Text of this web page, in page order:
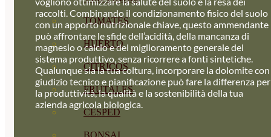
TOMATES
HUERTO
CÍTRICOS
FRUTALES
CÉSPED
BONSAI
raccolti. Combinando il condizionamento fisico del suolo
con un apporto nutrizionale chiave, questo ammendante
può affrontare le sfide dell’acidità, della mancanza di
magnesio o calcio e del miglioramento generale del
sistema produttivo, senza ricorrere a fonti sintetiche.
Qualunque sia la tua coltura, incorporare la dolomite con
giudizio tecnico e pianificazione può fare la differenza per
la produttività, la qualità e la sostenibilità della tua
azienda agricola biologica.